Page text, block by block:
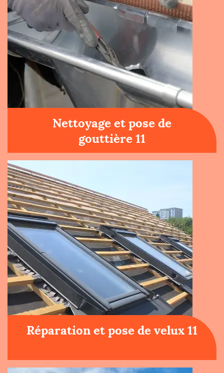
Nettoyage et pose de
gouttière 11
Réparation et pose de velux 11